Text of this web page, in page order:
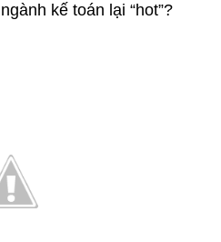
kế toán lại “hot”?